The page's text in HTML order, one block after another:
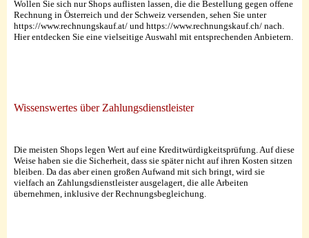
Wollen Sie sich nur Shops auflisten lassen, die die Bestellung gegen offene
Rechnung in Österreich und der Schweiz versenden, sehen Sie unter
https://www.rechnungskauf.at/ und https://www.rechnungskauf.ch/ nach.
Hier entdecken Sie eine vielseitige Auswahl mit entsprechenden Anbietern.
Wissenswertes über Zahlungsdienstleister
Die meisten Shops legen Wert auf eine Kreditwürdigkeitsprüfung. Auf diese
Weise haben sie die Sicherheit, dass sie später nicht auf ihren Kosten sitzen
bleiben. Da das aber einen großen Aufwand mit sich bringt, wird sie
vielfach an Zahlungsdienstleister ausgelagert, die alle Arbeiten
übernehmen, inklusive der Rechnungsbegleichung.